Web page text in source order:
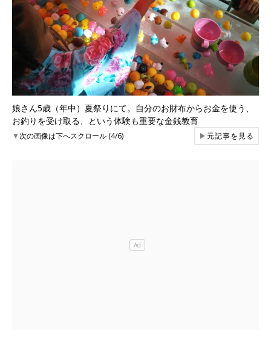
娘さん5歳（年中）夏祭りにて。自分のお財布からお金を使う、
お釣りを受け取る、という体験も重要な金銭教育
▼次の画像は下へスクロール (4/6) ▶元記事を見る